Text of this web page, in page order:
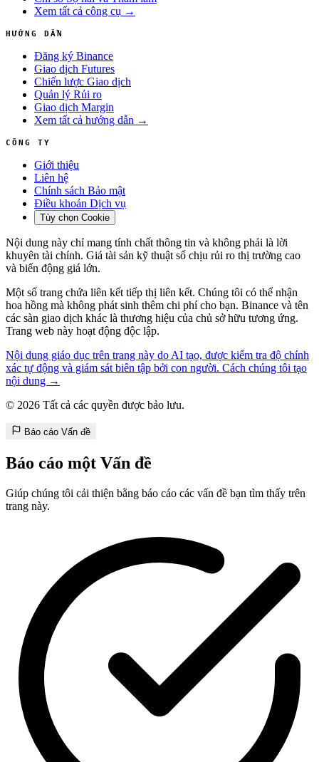
Xem tất cả công cụ →
HƯỚNG DẪN
Đăng ký Binance
Giao dịch Futures
Chiến lược Giao dịch
Quản lý Rủi ro
Giao dịch Margin
Xem tất cả hướng dẫn →
CÔNG TY
Giới thiệu
Liên hệ
Chính sách Bảo mật
Điều khoản Dịch vụ
Tùy chọn Cookie
Nội dung này chỉ mang tính chất thông tin và không phải là lời
khuyên tài chính. Giá tài sản kỹ thuật số chịu rủi ro thị trường cao
và biến động giá lớn.
Một số trang chứa liên kết tiếp thị liên kết. Chúng tôi có thể nhận
hoa hồng mà không phát sinh thêm chi phí cho bạn. Binance và tên
các sàn giao dịch khác là thương hiệu của chủ sở hữu tương ứng.
Trang web này hoạt động độc lập.
Nội dung giáo dục trên trang này do AI tạo, được kiểm tra độ chính
xác tự động và giám sát biên tập bởi con người. Cách chúng tôi tạo
nội dung →
© 2026 Tất cả các quyền được bảo lưu.
Báo cáo Vấn đề
Báo cáo một Vấn đề
Giúp chúng tôi cải thiện bằng báo cáo các vấn đề bạn tìm thấy trên
trang này.